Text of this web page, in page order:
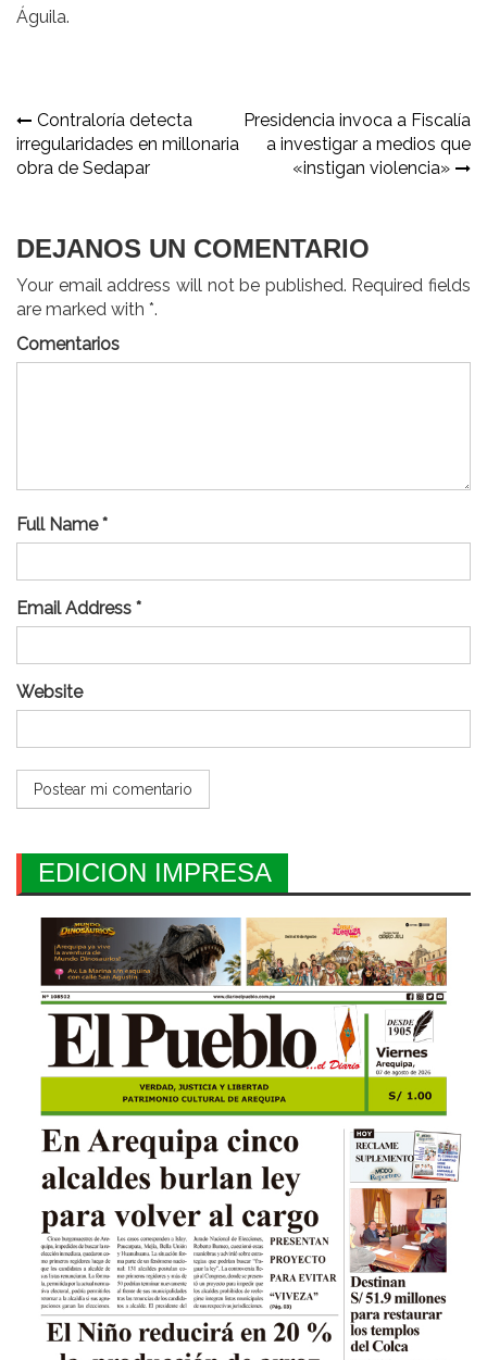
Águila.
Navegación
de
Contraloría detecta
irregularidades en millonaria
obra de Sedapar
Presidencia invoca a Fiscalía
a investigar a medios que
«instigan violencia»
DEJANOS UN COMENTARIO
Your email address will not be published. Required fields
are marked with *.
Comentarios
Full Name *
Email Address *
Website
EDICION IMPRESA